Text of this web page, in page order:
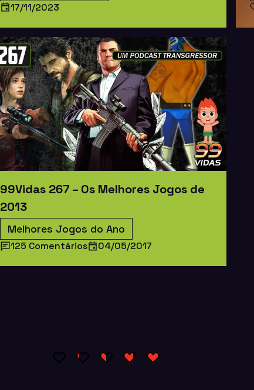
17/11/2023
99Vidas 267 – Os Melhores Jogos de
2013
Melhores Jogos do Ano
125 Comentários 04/05/2017